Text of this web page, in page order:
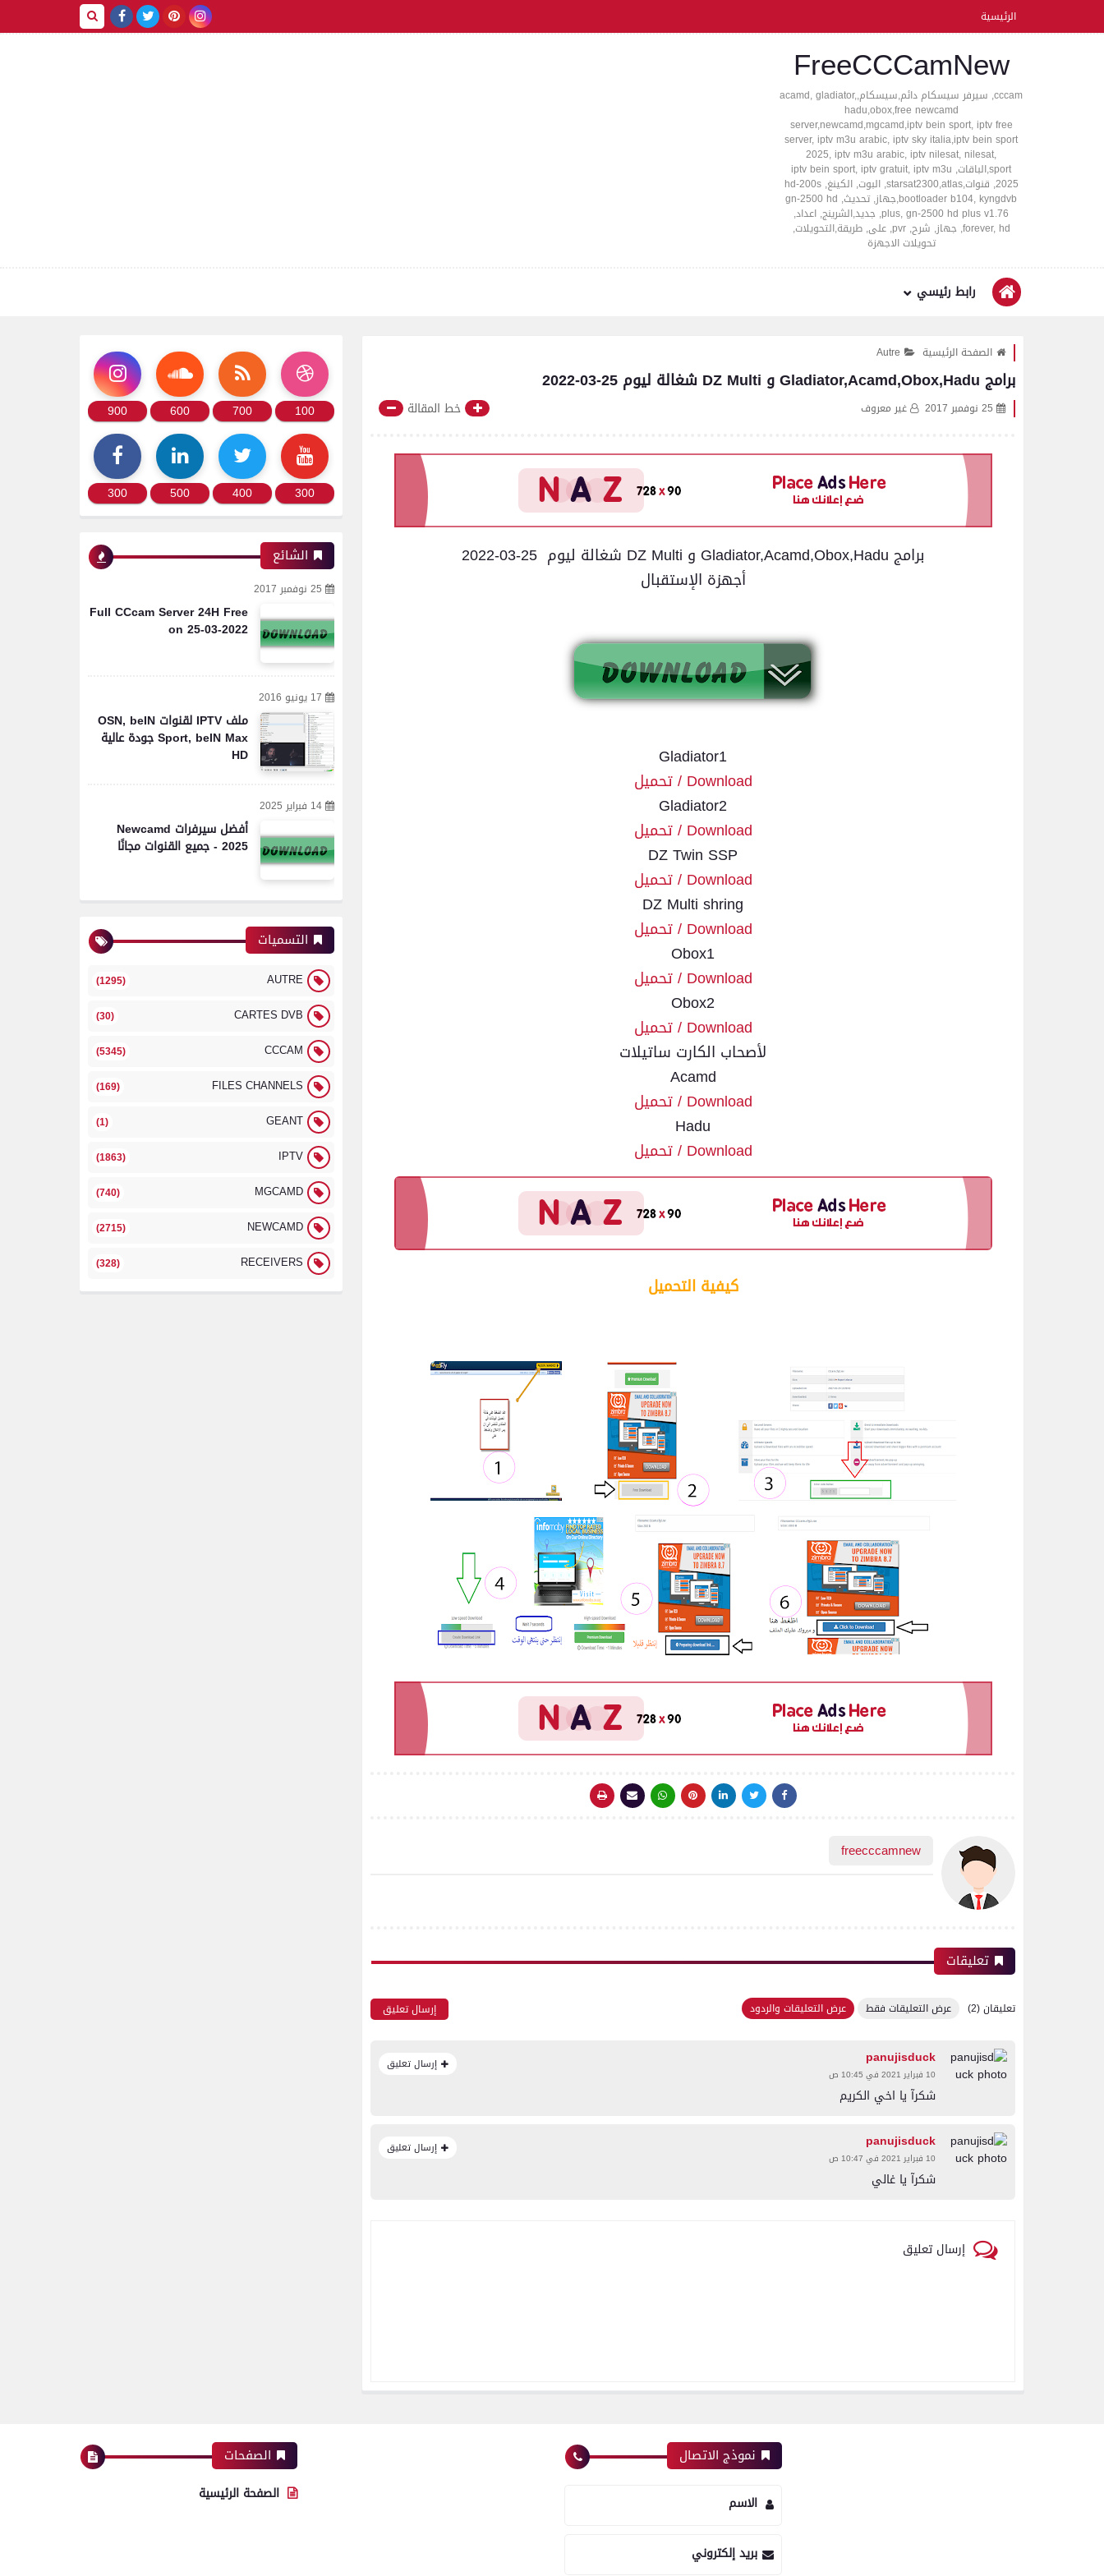
الرئيسية
FreeCCCamNew
cccam, سيرفر سيسكام دائم,سيسكام,acamd, gladiator,
hadu,obox,free newcamd
server,newcamd,mgcamd,iptv bein sport, iptv free
server, iptv m3u arabic, iptv sky italia,iptv bein sport
2025, iptv m3u arabic, iptv nilesat, nilesat,
sport,الباقات, iptv bein sport, iptv gratuit, iptv m3u
2025, قنوات,starsat2300,atlas, البوت, الكينغ, hd-200s
bootloader b104, kyngdvb,جهاز, تحديث, gn-2500 hd
plus, gn-2500 hd plus v1.76, جديد,الشرينج, اعداد,
forever, hd, جهاز, شرح, pvr, على, طريقة,التحويلات,
تحويلات الاجهزة
رابط رئيسي
الصفحة الرئيسية Autre
برامج Gladiator,Acamd,Obox,Hadu و DZ Multi شغالة ليوم 25-03-2022
25 نوفمبر 2017 غير معروف خط المقالة
برامج Gladiator,Acamd,Obox,Hadu و DZ Multi شغالة ليوم
أجهزة الإستقبال
Gladiator1
Download / تحميل
Gladiator2
Download / تحميل
DZ Twin SSP
Download / تحميل
DZ Multi shring
Download / تحميل
Obox1
Download / تحميل
Obox2
Download / تحميل
لأصحاب الكارت ساتيلات
Acamd
Download / تحميل
Hadu
Download / تحميل
كيفية التحميل
freecccamnew
تعليقات
تعليقان (2) إرسال تعليق عرض التعليقات فقط عرض التعليقات والردود
panujisduck
10 فبراير 2021 في 10:45 ص
شكرآ يا اخي الكريم
إرسال تعليق
panujisduck
10 فبراير 2021 في 10:47 ص
شكرآ يا غالي
إرسال تعليق
إرسال تعليق
100
700
600
900
300
400
500
300
الشائع
25 نوفمبر 2017
Full CCcam Server 24H Free
on 25-03-2022
17 يونيو 2016
ملف IPTV لقنوات OSN, beIN
Sport, beIN Max جودة عالية
HD
14 فبراير 2025
أفضل سيرفرات Newcamd
2025 - جميع القنوات مجانًا
التسميات
AUTRE
(1295)
CARTES DVB
(30)
CCCAM
(5345)
FILES CHANNELS
(169)
GEANT
(1)
IPTV
(1863)
MGCAMD
(740)
NEWCAMD
(2715)
RECEIVERS
(328)
نموذج الاتصال
الاسم
بريد إلكتروني
الصفحات
الصفحة الرئيسية